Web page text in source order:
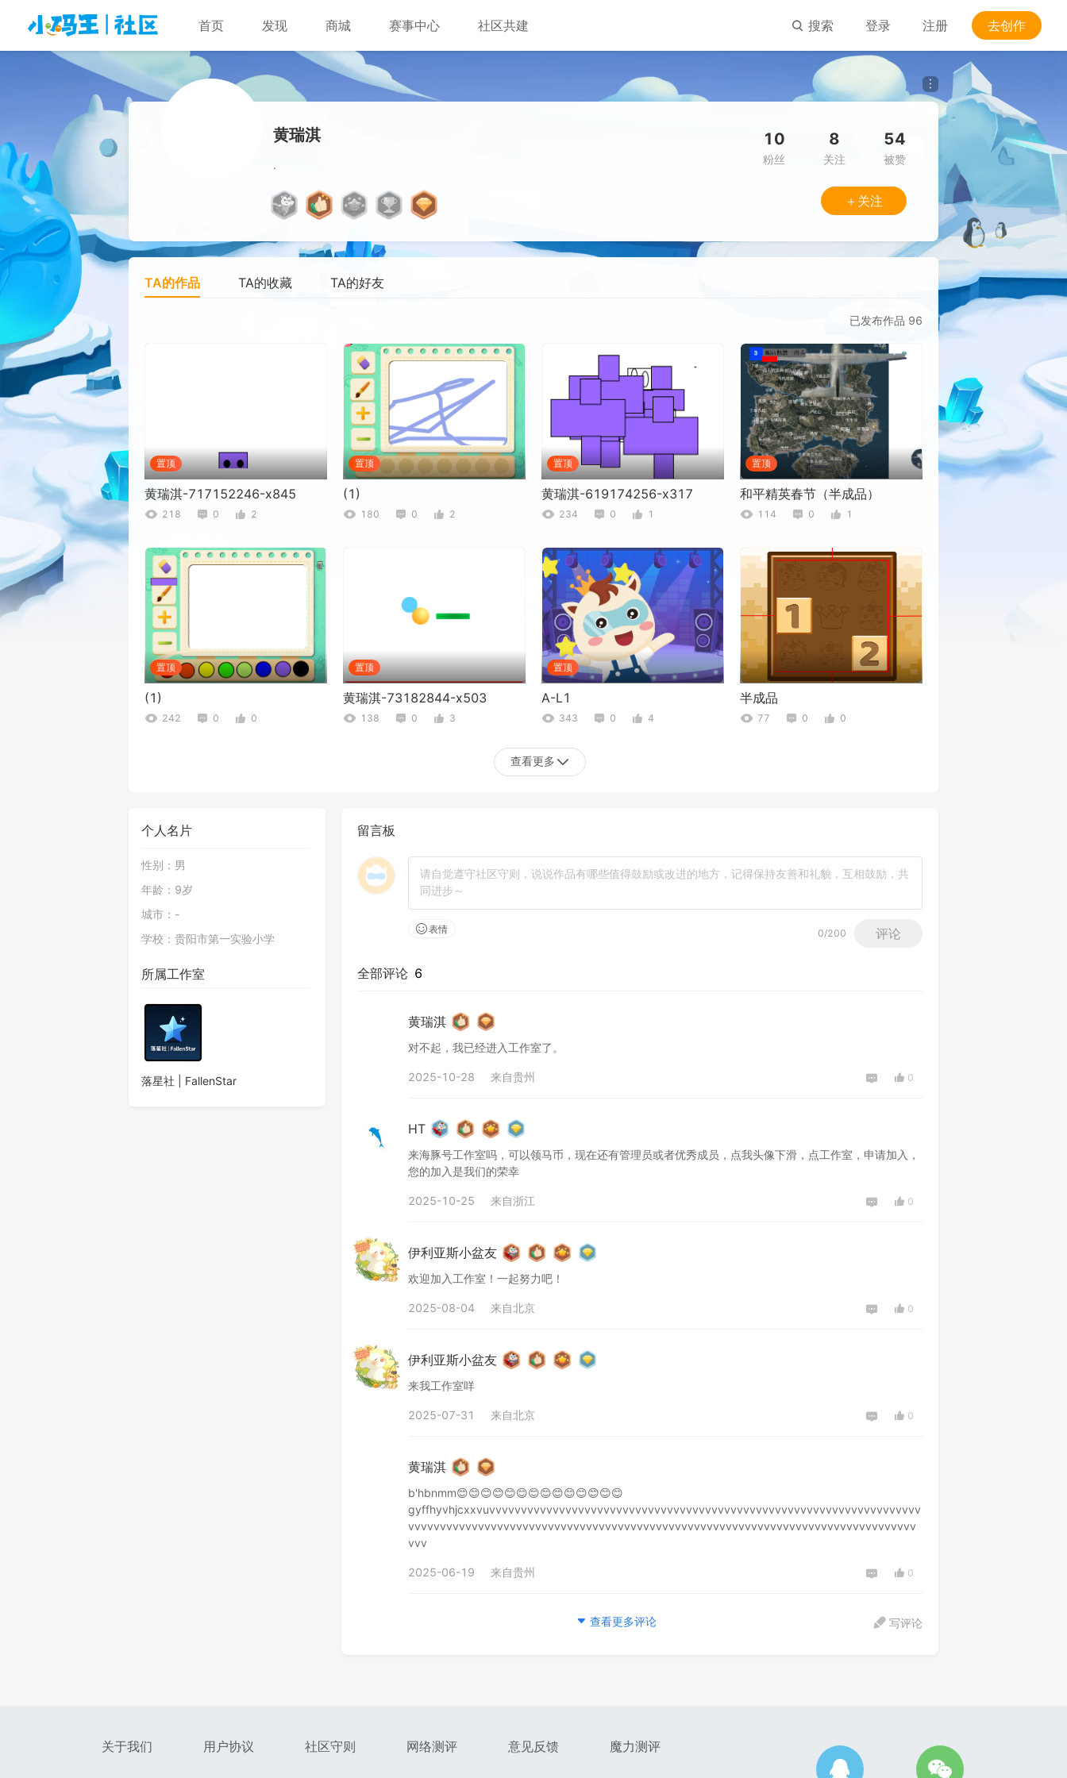
首页 发现 商城 赛事中心 社区共建 搜索 登录 注册 去创作
黄瑞淇
.
10
粉丝
8
关注
54
被赞
＋关注
TA的作品 TA的收藏 TA的好友
已发布作品 96
置顶
黄瑞淇-717152246-x845
218 0 2
置顶
(1)
180 0 2
置顶
黄瑞淇-619174256-x317
234 0 1
置顶
和平精英春节（半成品）
114 0 1
置顶
(1)
242 0 0
置顶
黄瑞淇-73182844-x503
138 0 3
置顶
A-L1
343 0 4
半成品
77 0 0
72 0
90 0 0
城堡战争：科技与魔法
查看更多
个人名片
性别： 男
年龄： 9岁
城市： -
学校： 贵阳市第一实验小学
所属工作室
落星社 | FallenStar
留言板
表情 0/200 评论
全部评论 6
黄瑞淇
对不起，我已经进入工作室了。
2025-10-28 来自贵州 0
HT
来海豚号工作室吗，可以领马币，现在还有管理员或者优秀成员，点我头像下滑，点工作室，申请加入，
您的加入是我们的荣幸
2025-10-25 来自浙江 0
伊利亚斯小盆友
欢迎加入工作室！一起努力吧！
2025-08-04 来自北京 0
伊利亚斯小盆友
来我工作室咩
2025-07-31 来自北京 0
黄瑞淇
b'hbnmm😊😊😊😊😊😊😊😊😊😊😊😊😊😊
gyffhyvhjcxxvuvvvvvvvvvvvvvvvvvvvvvvvvvvvvvvvvvvvvvvvvvvvvvvvvvvvvvvvvvvvvvvvvvvvv
vvvvvvvvvvvvvvvvvvvvvvvvvvvvvvvvvvvvvvvvvvvvvvvvvvvvvvvvvvvvvvvvvvvvvvvvvvvvvvvv
vvv
2025-06-19 来自贵州 0
查看更多评论 写评论
关于我们 用户协议 社区守则 网络测评 意见反馈 魔力测评